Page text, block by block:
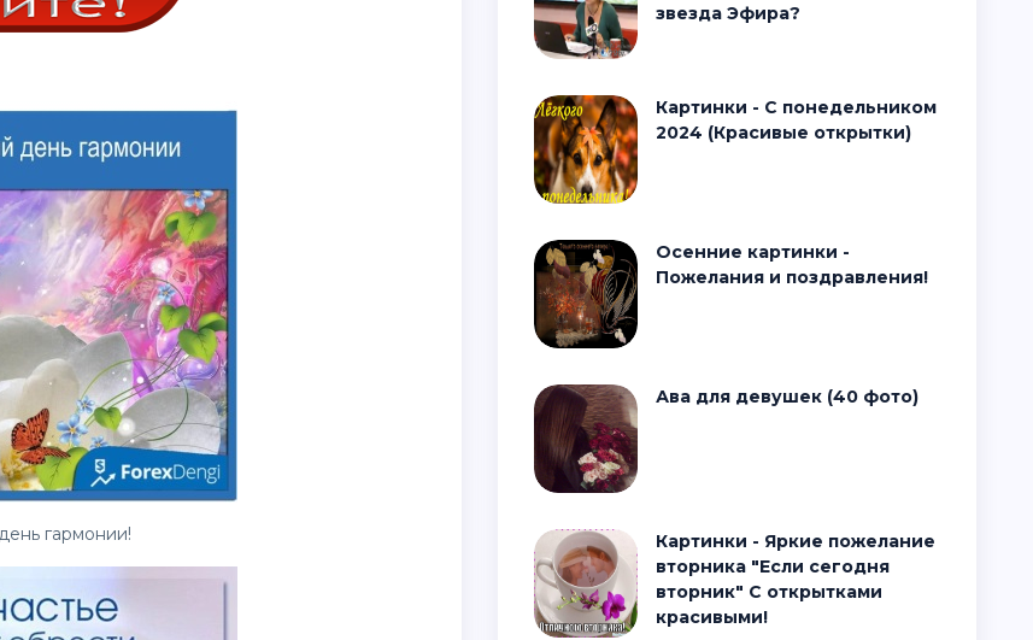
гармонии!
звезда Эфира?
Картинки - С понедельником
2024 (Красивые открытки)
Осенние картинки -
Пожелания и поздравления!
Ава для девушек (40 фото)
Картинки - Яркие пожелание
вторника "Если сегодня
вторник" С открытками
красивыми!